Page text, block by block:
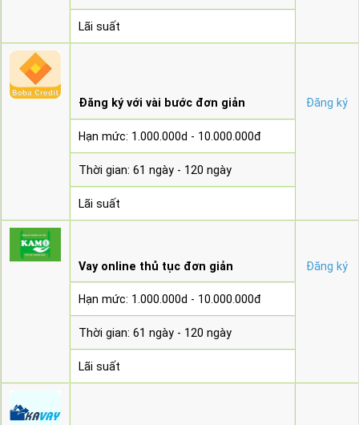
Lãi suất
Đăng ký với vài bước đơn giản Đăng ký
Hạn mức: 1.000.000d - 10.000.000đ
Thời gian: 61 ngày - 120 ngày
Lãi suất
Vay online thủ tục đơn giản Đăng ký
Hạn mức: 1.000.000d - 10.000.000đ
Thời gian: 61 ngày - 120 ngày
Lãi suất